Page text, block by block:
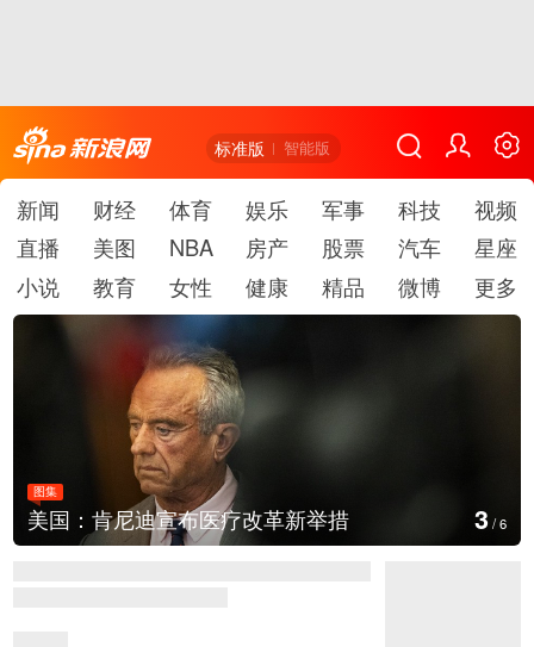
标准版 智能版
新闻 财经 体育 娱乐 军事 科技
视频
直播
美图 NBA 房产 股票 汽车
星座
小说
教育 女性 健康 精品 微博 更多
图集
美国：肯尼迪宣布医疗改革新举措 3 /6